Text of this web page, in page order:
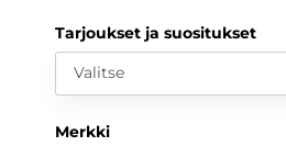
Tarjoukset ja suositukset
Valitse
Merkki